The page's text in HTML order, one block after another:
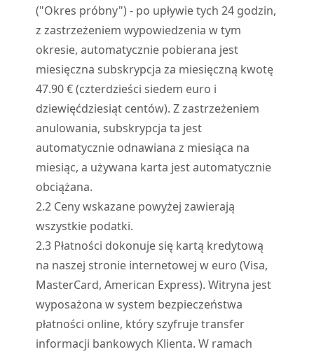
("Okres próbny") - po upływie tych 24 godzin,
z zastrzeżeniem wypowiedzenia w tym
okresie, automatycznie pobierana jest
miesięczna subskrypcja za miesięczną kwotę
47.90 € (czterdzieści siedem euro i
dziewięćdziesiąt centów). Z zastrzeżeniem
anulowania, subskrypcja ta jest
automatycznie odnawiana z miesiąca na
miesiąc, a używana karta jest automatycznie
obciążana.
2.2Ceny wskazane powyżej zawierają
wszystkie podatki.
2.3Płatności dokonuje się kartą kredytową
na naszej stronie internetowej w euro (Visa,
MasterCard, American Express). Witryna jest
wyposażona w system bezpieczeństwa
płatności online, który szyfruje transfer
informacji bankowych Klienta. W ramach